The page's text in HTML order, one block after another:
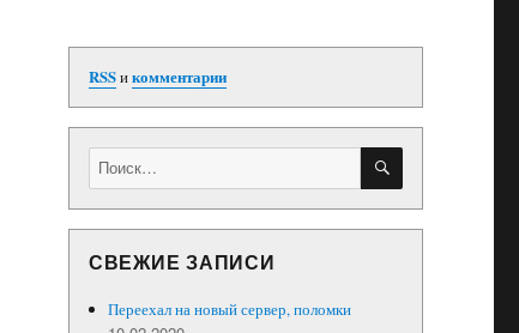
RSSикомментарии
Искать: ПОИСК
СВЕЖИЕ ЗАПИСИ
Переехал на новый сервер, поломки